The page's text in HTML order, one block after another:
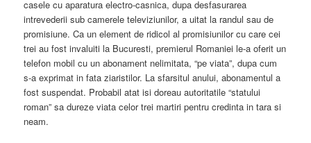
casele cu aparatura electro-casnica, dupa desfasurarea
intrevederii sub camerele televiziunilor, a uitat la randul sau de
promisiune. Ca un element de ridicol al promisiunilor cu care cei
trei au fost invaluiti la Bucuresti, premierul Romaniei le-a oferit un
telefon mobil cu un abonament nelimitata, “pe viata”, dupa cum
s-a exprimat in fata ziaristilor. La sfarsitul anului, abonamentul a
fost suspendat. Probabil atat isi doreau autoritatile “statului
roman” sa dureze viata celor trei martiri pentru credinta in tara si
neam.